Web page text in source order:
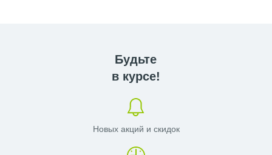
Будьте
в курсе!
Новых акций и скидок